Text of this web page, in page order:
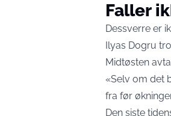
Faller
Dessverre er
Ilyas Dogru
Midtøsten
«Selv om det
fra før
Den siste